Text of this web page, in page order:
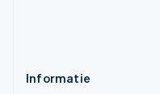
Informatie